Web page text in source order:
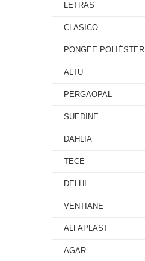
LETRAS
CLASICO
PONGEE POLIÉSTER
ALTU
PERGAOPAL
SUEDINE
DAHLIA
TECE
DELHI
VENTIANE
ALFAPLAST
AGAR